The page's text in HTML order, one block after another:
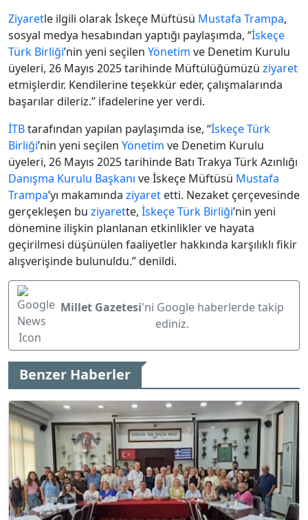
Ziyaretle ilgili olarak İskeçe Müftüsü Mustafa Trampa,
sosyal medya hesabından yaptığı paylaşımda, “İskeçe
Türk Birliği’nin yeni seçilen Yönetim ve Denetim Kurulu
üyeleri, 26 Mayıs 2025 tarihinde Müftülüğümüzü ziyaret
etmişlerdir. Kendilerine teşekkür eder, çalışmalarında
başarılar dileriz.” ifadelerine yer verdi.
İTBtarafından yapılan paylaşımda ise, “İskeçe Türk
Birliği’nin yeni seçilen Yönetim ve Denetim Kurulu
üyeleri, 26 Mayıs 2025 tarihinde Batı Trakya Türk Azınlığı
Danışma Kurulu Başkanı ve İskeçe Müftüsü Mustafa
Trampa’yı makamında ziyaret etti. Nezaket çerçevesinde
gerçekleşen bu ziyarette, İskeçe Türk Birliği’nin yeni
dönemine ilişkin planlanan etkinlikler ve hayata
geçirilmesi düşünülen faaliyetler hakkında karşılıklı fikir
alışverişinde bulunuldu.” denildi.
Millet Gazetesi'ni Google haberlerde takip
ediniz.
Benzer Haberler